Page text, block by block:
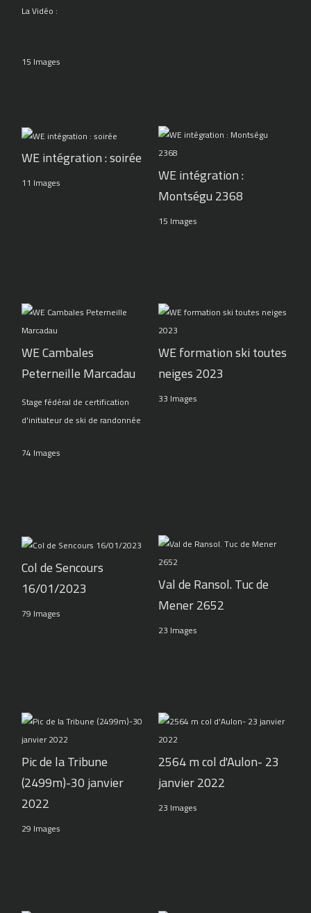
La Vidéo :
15 Images
WE intégration : soirée
11 Images
WE intégration :
Montségu 2368
15 Images
WE Cambales
Peterneille Marcadau
Stage fédéral de certification
d'initiateur de ski de randonnée
74 Images
WE formation ski toutes
neiges 2023
33 Images
Col de Sencours
16/01/2023
79 Images
Val de Ransol. Tuc de
Mener 2652
23 Images
Pic de la Tribune
(2499m)-30 janvier
2022
29 Images
2564 m col d'Aulon- 23
janvier 2022
23 Images